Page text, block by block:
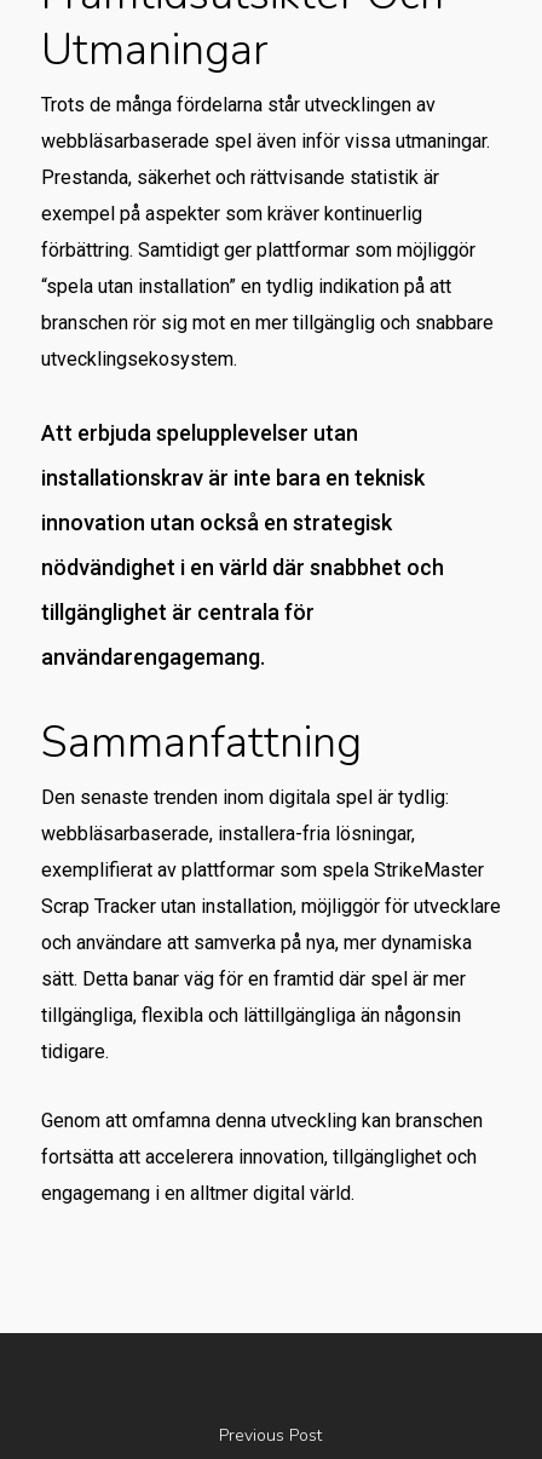
Utmaningar
Trots de många fördelarna står utvecklingen av
webbläsarbaserade spel även inför vissa utmaningar.
Prestanda, säkerhet och rättvisande statistik är
exempel på aspekter som kräver kontinuerlig
förbättring. Samtidigt ger plattformar som möjliggör
“spela utan installation” en tydlig indikation på att
branschen rör sig mot en mer tillgänglig och snabbare
utvecklingsekosystem.
Att erbjuda spelupplevelser utan
installationskrav är inte bara en teknisk
innovation utan också en strategisk
nödvändighet i en värld där snabbhet och
tillgänglighet är centrala för
användarengagemang.
Sammanfattning
Den senaste trenden inom digitala spel är tydlig:
webbläsarbaserade, installera-fria lösningar,
exemplifierat av plattformar som spela StrikeMaster
Scrap Tracker utan installation, möjliggör för utvecklare
och användare att samverka på nya, mer dynamiska
sätt. Detta banar väg för en framtid där spel är mer
tillgängliga, flexibla och lättillgängliga än någonsin
tidigare.
Genom att omfamna denna utveckling kan branschen
fortsätta att accelerera innovation, tillgänglighet och
engagemang i en alltmer digital värld.
Previous Post